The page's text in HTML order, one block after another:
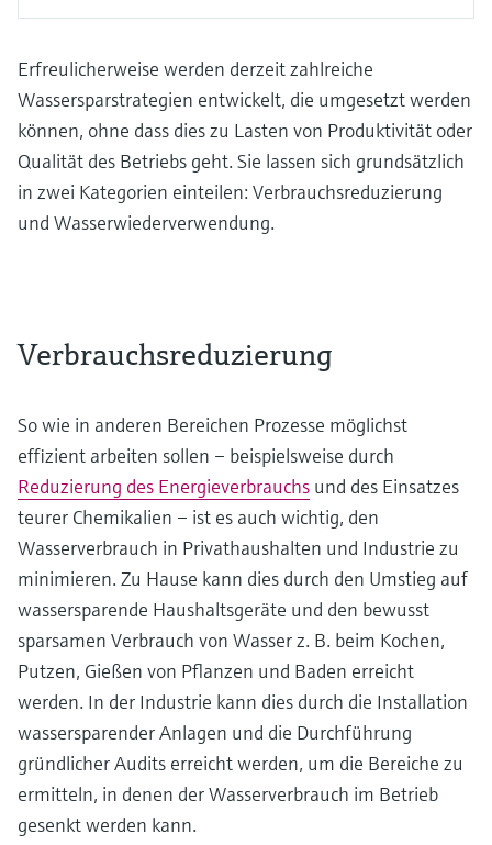
Erfreulicherweise werden derzeit zahlreiche
Wassersparstrategien entwickelt, die umgesetzt werden
können, ohne dass dies zu Lasten von Produktivität oder
Qualität des Betriebs geht. Sie lassen sich grundsätzlich
in zwei Kategorien einteilen: Verbrauchsreduzierung
und Wasserwiederverwendung.
Verbrauchsreduzierung
So wie in anderen Bereichen Prozesse möglichst
effizient arbeiten sollen – beispielsweise durch
Reduzierung des Energieverbrauchs und des Einsatzes
teurer Chemikalien – ist es auch wichtig, den
Wasserverbrauch in Privathaushalten und Industrie zu
minimieren. Zu Hause kann dies durch den Umstieg auf
wassersparende Haushaltsgeräte und den bewusst
sparsamen Verbrauch von Wasser z. B. beim Kochen,
Putzen, Gießen von Pflanzen und Baden erreicht
werden. In der Industrie kann dies durch die Installation
wassersparender Anlagen und die Durchführung
gründlicher Audits erreicht werden, um die Bereiche zu
ermitteln, in denen der Wasserverbrauch im Betrieb
gesenkt werden kann.